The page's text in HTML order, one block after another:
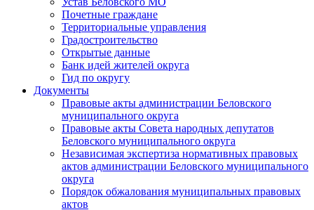
Почетные граждане
Территориальные управления
Градостроительство
Открытые данные
Банк идей жителей округа
Гид по округу
Документы
Правовые акты администрации Беловского
муниципального округа
Правовые акты Совета народных депутатов
Беловского муниципального округа
Независимая экспертиза нормативных правовых
актов администрации Беловского муниципального
округа
Порядок обжалования муниципальных правовых
актов